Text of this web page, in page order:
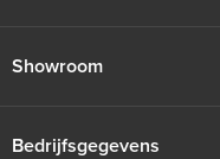
Showroom
Bedrijfsgegevens